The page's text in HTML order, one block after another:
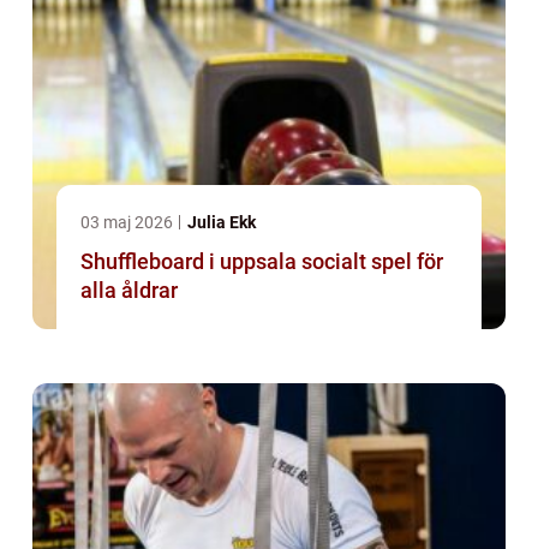
03 maj 2026 Julia Ekk
Shuffleboard i uppsala socialt spel för
alla åldrar